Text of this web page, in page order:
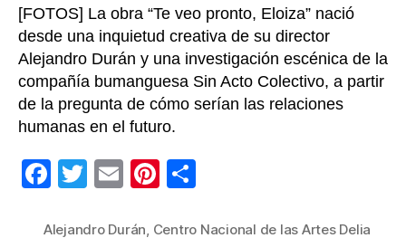
[FOTOS] La obra “Te veo pronto, Eloiza” nació
desde una inquietud creativa de su director
Alejandro Durán y una investigación escénica de la
compañía bumanguesa Sin Acto Colectivo, a partir
de la pregunta de cómo serían las relaciones
humanas en el futuro.
F
T
E
Pi
Alejandro Durán, Centro Nacional de las Artes Delia